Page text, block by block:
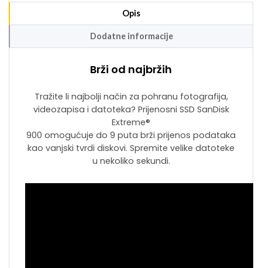
Opis
Dodatne informacije
Brži od najbržih
Tražite li najbolji način za pohranu fotografija,
videozapisa i datoteka? Prijenosni SSD SanDisk
Extreme®
900 omogućuje do 9 puta brži prijenos podataka
kao vanjski tvrdi diskovi. Spremite velike datoteke
u nekoliko sekundi.